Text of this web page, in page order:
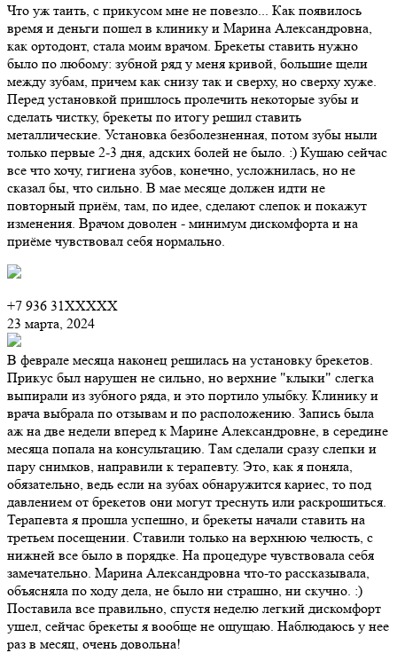
Что уж таить, с прикусом мне не повезло... Как появилось
время и деньги пошел в клинику и Марина Александровна,
как ортодонт, стала моим врачом. Брекеты ставить нужно
было по любому: зубной ряд у меня кривой, большие щели
между зубам, причем как снизу так и сверху, но сверху хуже.
Перед установкой пришлось пролечить некоторые зубы и
сделать чистку, брекеты по итогу решил ставить
металлические. Установка безболезненная, потом зубы ныли
только первые 2-3 дня, адских болей не было. :) Кушаю сейчас
все что хочу, гигиена зубов, конечно, усложнилась, но не
сказал бы, что сильно. В мае месяце должен идти не
повторный приём, там, по идее, сделают слепок и покажут
изменения. Врачом доволен - минимум дискомфорта и на
приёме чувствовал себя нормально.
+7 936 31XXXXX
23 марта, 2024
В феврале месяца наконец решилась на установку брекетов.
Прикус был нарушен не сильно, но верхние "клыки" слегка
выпирали из зубного ряда, и это портило улыбку. Клинику и
врача выбрала по отзывам и по расположению. Запись была
аж на две недели вперед к Марине Александровне, в середине
месяца попала на консультацию. Там сделали сразу слепки и
пару снимков, направили к терапевту. Это, как я поняла,
обязательно, ведь если на зубах обнаружится кариес, то под
давлением от брекетов они могут треснуть или раскрошиться.
Терапевта я прошла успешно, и брекеты начали ставить на
третьем посещении. Ставили только на верхнюю челюсть, с
нижней все было в порядке. На процедуре чувствовала себя
замечательно. Марина Александровна что-то рассказывала,
объясняла по ходу дела, не было ни страшно, ни скучно. :)
Поставила все правильно, спустя неделю легкий дискомфорт
ушел, сейчас брекеты я вообще не ощущаю. Наблюдаюсь у нее
раз в месяц, очень довольна!